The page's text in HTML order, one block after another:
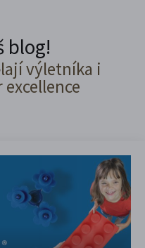
blog!
výletníka i